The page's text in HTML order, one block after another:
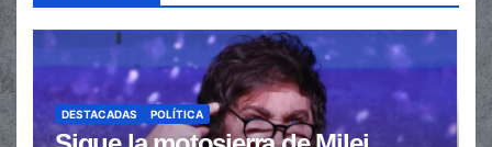
DESTACADAS POLÍTICA